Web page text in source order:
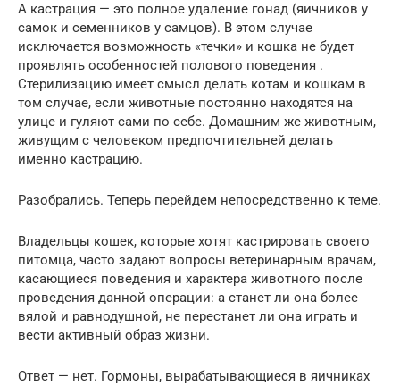
А кастрация — это полное удаление гонад (яичников у
самок и семенников у самцов). В этом случае
исключается возможность «течки» и кошка не будет
проявлять особенностей полового поведения .
Стерилизацию имеет смысл делать котам и кошкам в
том случае, если животные постоянно находятся на
улице и гуляют сами по себе. Домашним же животным,
живущим с человеком предпочтительней делать
именно кастрацию.
Разобрались. Теперь перейдем непосредственно к теме.
Владельцы кошек, которые хотят кастрировать своего
питомца, часто задают вопросы ветеринарным врачам,
касающиеся поведения и характера животного после
проведения данной операции: а станет ли она более
вялой и равнодушной, не перестанет ли она играть и
вести активный образ жизни.
Ответ — нет. Гормоны, вырабатывающиеся в яичниках